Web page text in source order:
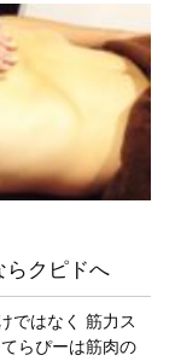
らクピドへ
ではなく 筋力ス
らぴーは筋肉の